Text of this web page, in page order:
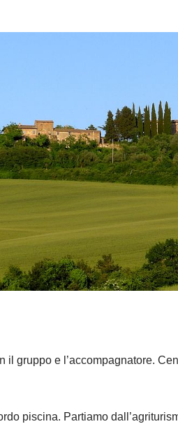
gruppo e l’accompagnatore.
piscina. Partiamo